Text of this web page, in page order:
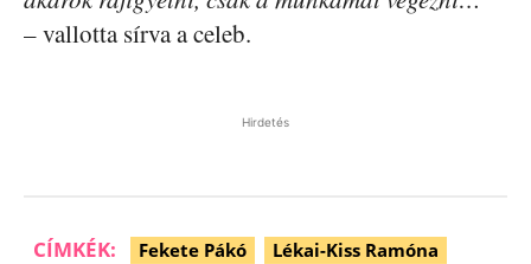
– vallotta sírva a celeb.
Hirdetés
CÍMKÉK: Fekete Pákó Lékai-Kiss Ramóna